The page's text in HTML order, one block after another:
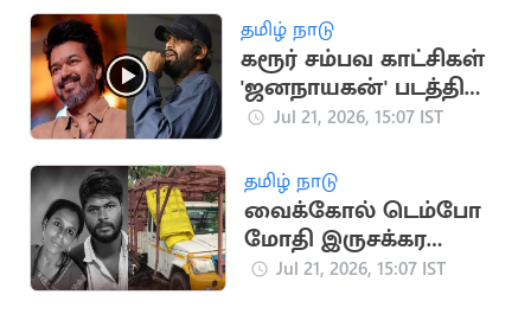
பெறத் திட்டம்
தமிழ் நாடு
கரூர் சம்பவ காட்சிகள்
'ஜனநாயகன்' படத்தில்
பயன்படுத்தப்பட்டதா?
Jul 21, 2026, 15:07 IST
தமிழ் நாடு
வைக்கோல் டெம்போ
மோதி இருசக்கர
வாகனத்தில் சென்ற
Jul 21, 2026, 15:07 IST